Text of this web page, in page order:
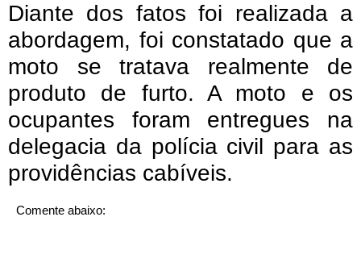
Diante dos fatos foi realizada a
abordagem, foi constatado que a
moto se tratava realmente de
produto de furto. A moto e os
ocupantes foram entregues na
delegacia da polícia civil para as
providências cabíveis.
Comente abaixo: